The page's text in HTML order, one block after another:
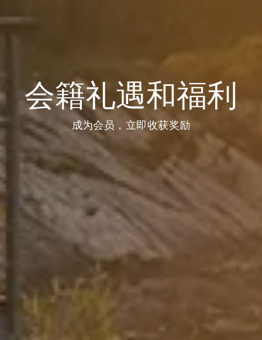
会籍礼遇和福利
成为会员，立即收获奖励